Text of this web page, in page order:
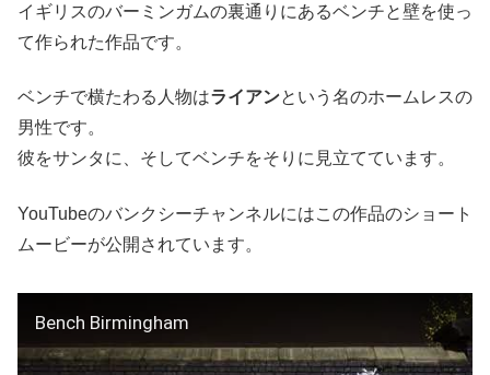
イギリスのバーミンガムの裏通りにあるベンチと壁を使っ
て作られた作品です。
ベンチで横たわる人物はライアンという名のホームレスの
男性です。
彼をサンタに、そしてベンチをそりに見立てています。
YouTubeのバンクシーチャンネルにはこの作品のショート
ムービーが公開されています。
Bench Birmingham